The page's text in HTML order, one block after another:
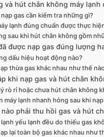
và hút chân không máy
gas cần kiểm tra những gì?
lạnh đúng chuẩn được thực
sau khi hút chân không gồm
được nạp gas đúng lượng
dấu hiệu hoạt động nào?
thừa gas khác nhau như thế
khi nạp gas và hút chân
rò rỉ hoặc chưa hút chân không
máy lạnh nhanh hỏng sau khi nạp
phải thu hồi gas và hút
yếu lạnh đều do thiếu gas
lại toàn bộ gas khác nhau như